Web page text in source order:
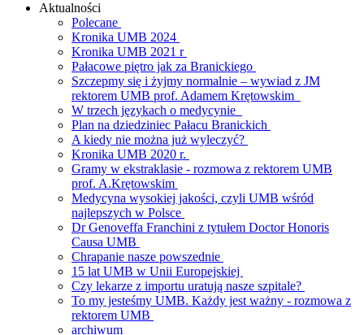
Aktualności
Polecane
Kronika UMB 2024
Kronika UMB 2021 r
Pałacowe piętro jak za Branickiego
Szczepmy się i żyjmy normalnie – wywiad z JM
rektorem UMB prof. Adamem Krętowskim
W trzech językach o medycynie
Plan na dziedziniec Pałacu Branickich
A kiedy nie można już wyleczyć?
Kronika UMB 2020 r.
Gramy w ekstraklasie - rozmowa z rektorem UMB
prof. A.Krętowskim
Medycyna wysokiej jakości, czyli UMB wśród
najlepszych w Polsce
Dr Genoveffa Franchini z tytułem Doctor Honoris
Causa UMB
Chrapanie nasze powszednie
15 lat UMB w Unii Europejskiej
Czy lekarze z importu uratują nasze szpitale?
To my jesteśmy UMB. Każdy jest ważny - rozmowa z
rektorem UMB
archiwum